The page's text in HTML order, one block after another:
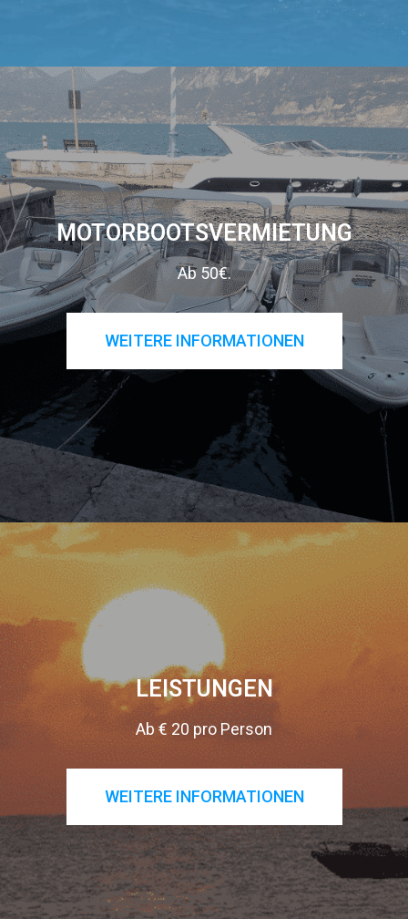
MOTORBOOTSVERMIETUNG
Ab 50€.
WEITERE INFORMATIONEN
LEISTUNGEN
Ab € 20 pro Person
WEITERE INFORMATIONEN